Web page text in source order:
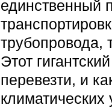
единственный
трубопровода,
Этот
перевезти, и
климатических